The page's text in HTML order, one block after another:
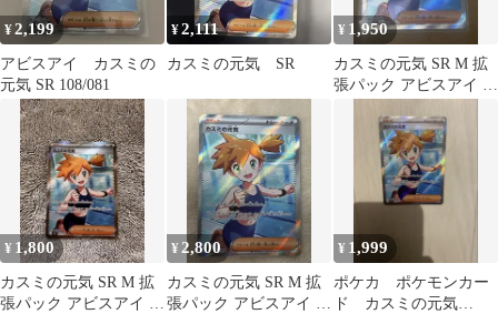
¥2,199
アビスアイ カスミの
元気 SR 108/081
¥2,111
カスミの元気 SR
¥ 1,950
カスミの元気 SR M 拡
張パック アビスアイ キ
¥ 1,800
カスミの元気 SR M 拡
張パック アビスアイ キ
¥ 2,800
カスミの元気 SR M 拡
張パック アビスアイ キ
¥ 1,999
ポケカ ポケモンカー
ド カスミの元気